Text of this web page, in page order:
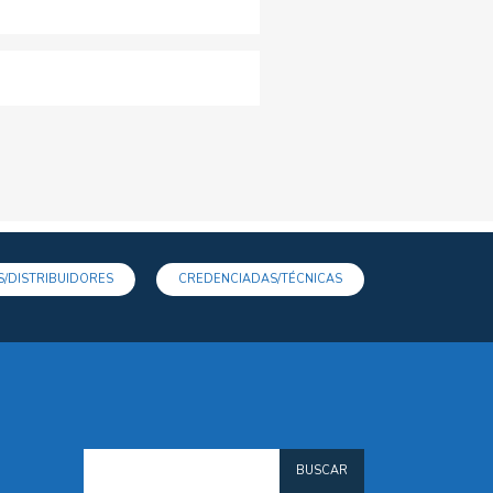
DISTRIBUIDORES CREDENCIADAS/TÉCNICAS
BUSCAR